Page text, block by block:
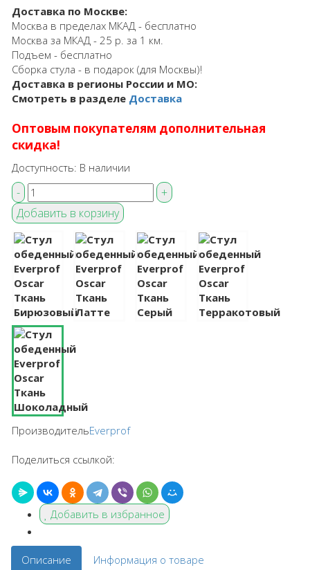
Доставка по Москве:
Москва в пределах МКАД - бесплатно
Москва за МКАД - 25 р. за 1 км.
Подъем - бесплатно
Сборка стула - в подарок (для Москвы)!
Доставка в регионы России и МО:
Смотреть в разделе Доставка
Оптовым покупателям дополнительная
скидка!
Доступность: В наличии
ПроизводительEverprof
Поделиться ссылкой:
Добавить в избранное
Описание Информация о товаре